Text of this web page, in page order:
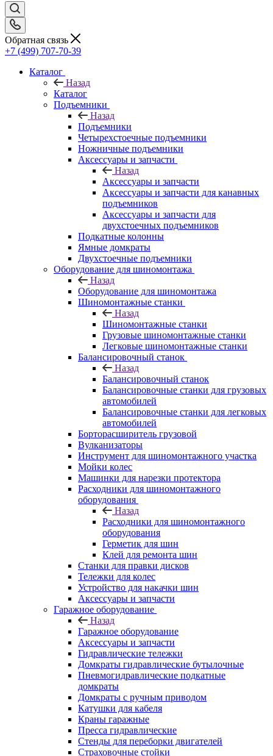
Обратная связь
+7 (499) 707-70-39
Каталог
Назад
Каталог
Подъемники
Назад
Подъемники
Четырехстоечные подъемники
Ножничные подъемники
Аксессуары и запчасти
Назад
Аксессуары и запчасти
Аксессуары и запчасти для канавных
подъемников
Аксессуары и запчасти для
двухстоечных подъемников
Подкатные колонны
Ямные домкраты
Двухстоечные подъемники
Оборудование для шиномонтажа
Назад
Оборудование для шиномонтажа
Шиномонтажные станки
Назад
Шиномонтажные станки
Грузовые шиномонтажные станки
Легковые шиномонтажные станки
Балансировочный станок
Назад
Балансировочный станок
Балансировочные станки для грузовых
автомобилей
Балансировочные станки для легковых
автомобилей
Борторасширитель грузовой
Вулканизаторы
Инструмент для шиномонтажного участка
Мойки колес
Машинки для нарезки протектора
Расходники для шиномонтажного
оборудования
Назад
Расходники для шиномонтажного
оборудования
Герметик для шин
Клей для ремонта шин
Станки для правки дисков
Тележки для колес
Устройство для накачки шин
Аксессуары и запчасти
Гаражное оборудование
Назад
Гаражное оборудование
Аксессуары и запчасти
Гидравлические тележки
Домкраты гидравлические бутылочные
Пневмогидравлические подкатные
домкраты
Домкраты с ручным приводом
Катушки для кабеля
Краны гаражные
Пресса гидравлические
Стенды для переборки двигателей
Страховочные стойки